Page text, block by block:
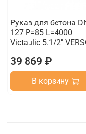
Рукав для бетона
127 P=85 L=4000
Victaulic 5.1/2"
39 869 ₽
В корзину